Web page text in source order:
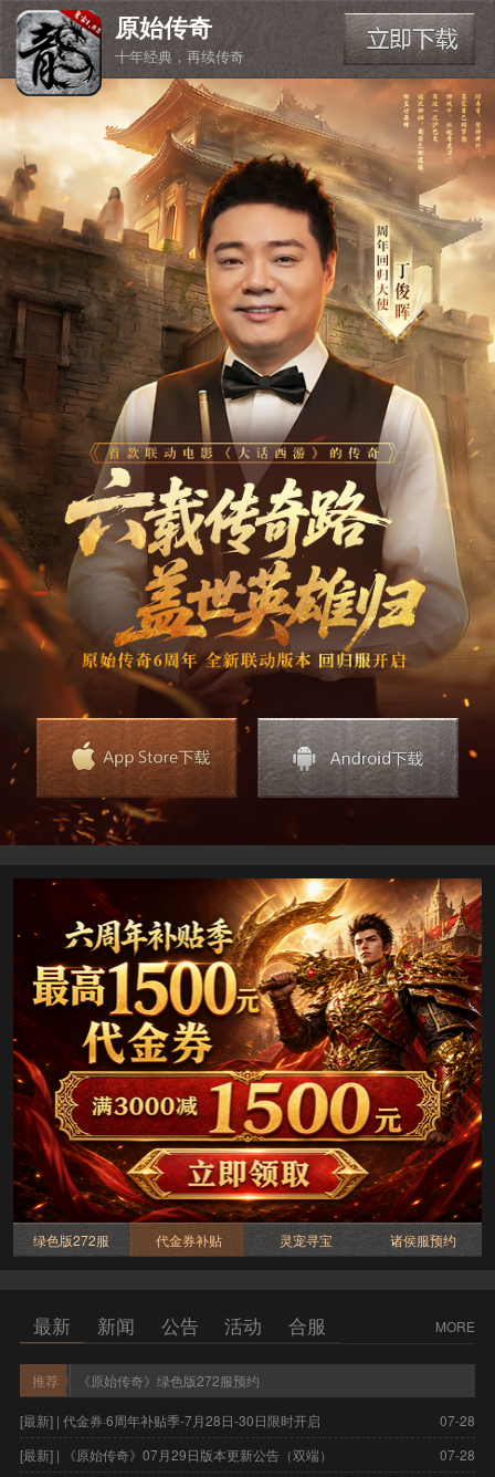
原始传奇
十年经典，再续传奇
绿色版272服 代金券补贴 灵宠寻宝 诸侯服预约
最新 新闻 公告 活动 合服 MORE
推荐 《原始传奇》绿色版272服预约
07-28
[最新] | 代金券·6周年补贴季-7月28日-30日限时开启
07-28
[最新] | 《原始传奇》07月29日版本更新公告（双端）